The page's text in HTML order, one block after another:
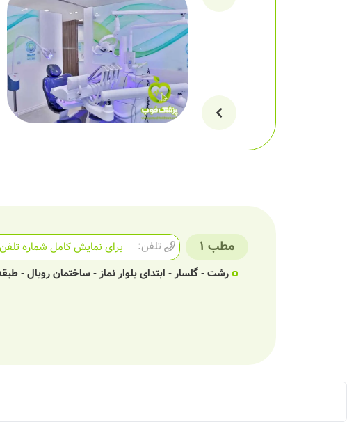
مطب 1 تلفن:
برای نمایش کامل شماره
رشت - گلسار - ابتدای بلوار نماز - ساختمان رویال - طبقه 6 - کلینیک دندانپزشکی تمام دیجیتال